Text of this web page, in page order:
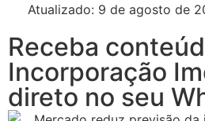
Atualizado: 9 de agosto de
Receba
Incorporação
direto no seu